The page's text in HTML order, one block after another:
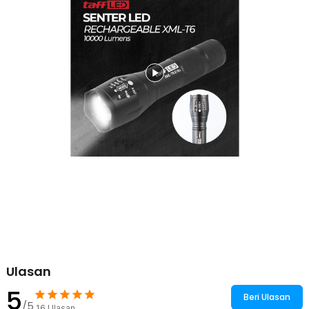
tas, maupun perlengkapan darurat kendaraan. Bobot yang ringan
membuatnya nyaman dibawa tanpa menambah beban perjalanan.
Desain portabel ini memastikan senter selalu siap digunakan kapan
saja dibutuhkan. Sangat cocok sebagai perlengkapan EDC
Waterproof IPX4 untuk Aktivitas Outdoor
Dengan perlindungan IPX4, senter mampu menghadapi percikan air
dan hujan ringan saat digunakan di luar ruangan. Anda dapat
membawa senter saat camping, memancing, atau hiking tanpa
khawatir terhadap kondisi cuaca yang berubah. Fitur ini
memberikan ketenangan saat beraktivitas di lingkungan outdoor.
Menjadikan senter camping ini lebih andal untuk berbagai
Ulasan
5/5
Beri Ulasan